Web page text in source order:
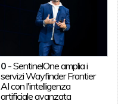
0 -SentinelOne amplia i
servizi Wayfinder Frontier
AI con l'intelligenza
artificiale avanzata